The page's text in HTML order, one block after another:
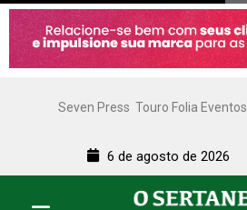
Seven Press Touro Folia Eventos
6 de agosto de 2026